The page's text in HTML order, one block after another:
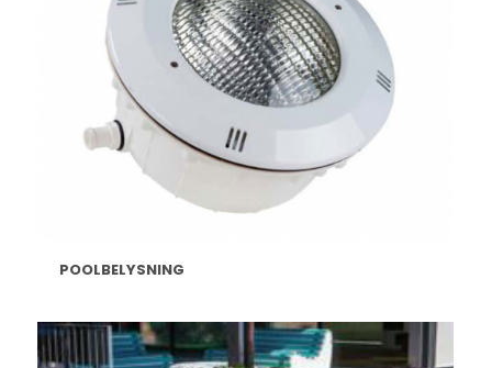
POOLBELYSNING